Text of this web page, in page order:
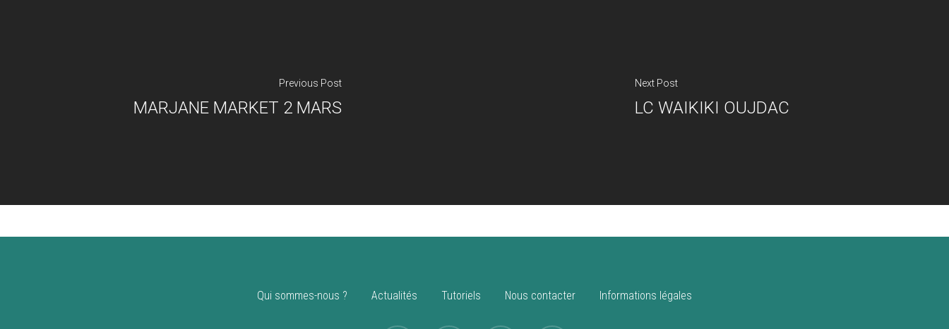
Previous Post
MARJANE MARKET 2 MARS
Next Post
LC WAIKIKI OUJDAC
Qui sommes-nous ? Actualités Tutoriels Nous contacter Informations légales